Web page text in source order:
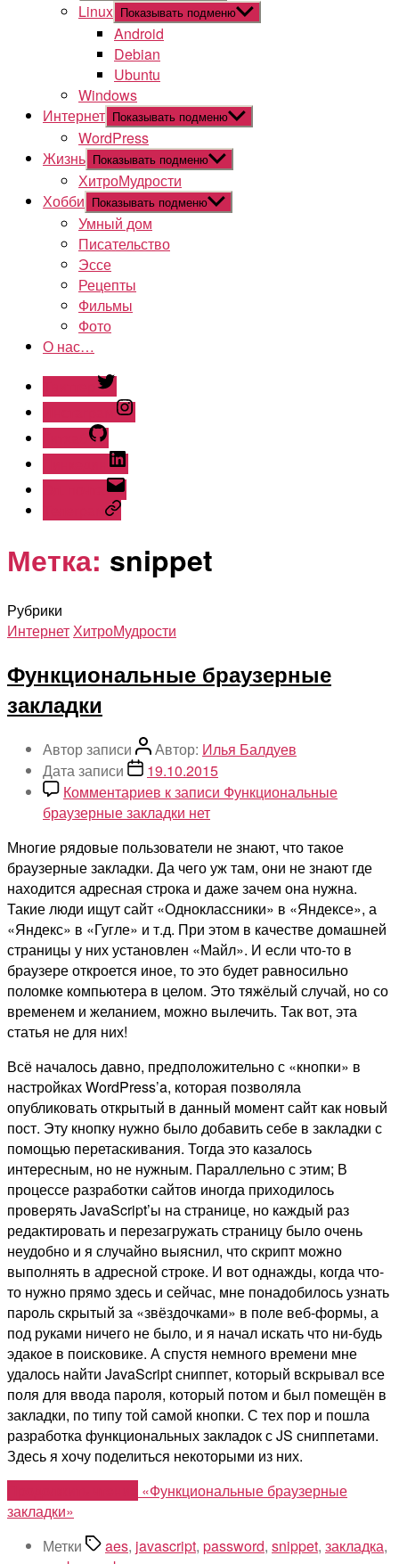
Linux Показывать подменю
Android
Debian
Ubuntu
Windows
Интернет Показывать подменю
WordPress
Жизнь Показывать подменю
ХитроМудрости
Хобби Показывать подменю
Умный дом
Писательство
Эссе
Рецепты
Фильмы
Фото
О нас…
Метка: snippet
Рубрики
ИнтернетХитроМудрости
Функциональные браузерные
закладки
Автор записи Автор: Илья Балдуев
Дата записи
19.10.2015
Комментариев к записи Функциональные
браузерные закладки нет
Многие рядовые пользователи не знают, что такое
браузерные закладки. Да чего уж там, они не знают где
находится адресная строка и даже зачем она нужна.
Такие люди ищут сайт «Одноклассники» в «Яндексе», а
«Яндекс» в «Гугле» и т.д. При этом в качестве домашней
страницы у них установлен «Майл». И если что-то в
браузере откроется иное, то это будет равносильно
поломке компьютера в целом. Это тяжёлый случай, но со
временем и желанием, можно вылечить. Так вот, эта
статья не для них!
Всё началось давно, предположительно с «кнопки» в
настройках WordPress’a, которая позволяла
опубликовать открытый в данный момент сайт как новый
пост. Эту кнопку нужно было добавить себе в закладки с
помощью перетаскивания. Тогда это казалось
интересным, но не нужным. Параллельно с этим; В
процессе разработки сайтов иногда приходилось
проверять JavaScript’ы на странице, но каждый раз
редактировать и перезагружать страницу было очень
неудобно и я случайно выяснил, что скрипт можно
выполнять в адресной строке. И вот однажды, когда что-
то нужно прямо здесь и сейчас, мне понадобилось узнать
пароль скрытый за «звёздочками» в поле веб-формы, а
под руками ничего не было, и я начал искать что ни-будь
эдакое в поисковике. А спустя немного времени мне
удалось найти JavaScript сниппет, который вскрывал все
поля для ввода пароля, который потом и был помещён в
закладки, по типу той самой кнопки. С тех пор и пошла
разработка функциональных закладок с JS сниппетами.
Здесь я хочу поделиться некоторыми из них.
«Функциональные браузерные
закладки»
Метки
aes, javascript, password, snippet, закладка,